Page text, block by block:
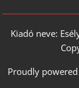
Kiadó neve:
Proudly